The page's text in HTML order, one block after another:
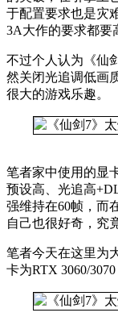
于配置要求也是灾
3A大作的要求都要
不过个人认为《仙
然关闭光追调低画
很大的游戏乐趣。
笔者家中使用的显
预设高、光追高
强维持在60帧，而
自己也很好奇，究
笔者今天在这里为
卡为RTX 3060/3070